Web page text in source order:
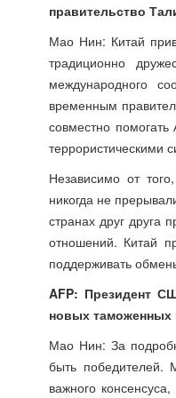
правительство
Мао Нин: Китай
традиционно
международного
временным
совместно
террористическими
Независимо от
никогда не
странах друг друга
отношений. Китай
поддерживать
AFP: Президент
новых таможенных
Мао Нин: За
быть победителей.
важного